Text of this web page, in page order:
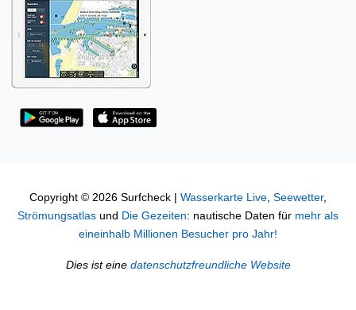
Copyright © 2026 Surfcheck | Wasserkarte Live, Seewetter,
Strömungsatlas und Die Gezeiten: nautische Daten für mehr als
eineinhalb Millionen Besucher pro Jahr!
Dies ist eine datenschutzfreundliche Website